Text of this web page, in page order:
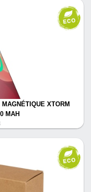
XTORM
MAH